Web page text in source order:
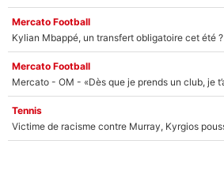
Mercato Football
Kylian Mbappé, un transfert obligatoire cet été ?
Mercato Football
Tennis